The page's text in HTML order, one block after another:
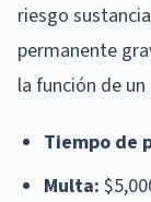
riesgo
permanente
la función de
Tiempo de
Multa: